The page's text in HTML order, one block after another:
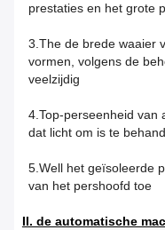
prestaties en het grote
3.The de brede waaier
vormen, volgens de
veelzijdig
4.Top-perseenheid van
dat licht om is te
5.Well het geïsoleerde
van het pershoofd toe
II. de automatische